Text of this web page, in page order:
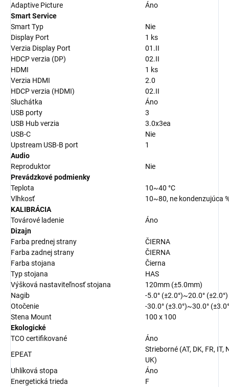
Adaptive Picture
Áno
Smart Service
Smart Typ
Nie
Display Port
1 ks
Verzia Display Port
01.II
HDCP verzia (DP)
02.II
HDMI
1 ks
Verzia HDMI
2.0
HDCP verzia (HDMI)
02.II
Sluchátka
Áno
USB porty
3
USB Hub verzia
3.0x3ea
USB-C
Nie
Upstream USB-B port
1
Audio
Reproduktor
Nie
Prevádzkové podmienky
Teplota
10~40 °C
Vlhkosť
10~80, ne kondenzujúca
KALIBRÁCIA
Továrové ladenie
Áno
Dizajn
Farba prednej strany
ČIERNA
Farba zadnej strany
ČIERNA
Farba stojana
Čierna
Typ stojana
HAS
Výšková nastaviteľnosť stojana
120mm (±5.0mm)
Nagib
-5.0° (±2.0°)~20.0° (±2.0°)
Otočenie
-30.0° (±3.0°)~30.0°
Stena Mount
100 x 100
Ekologické
TCO certifikované
Áno
EPEAT
Strieborné (AT, DK, FR, IT,
UK)
Uhlíková stopa
Áno
Energetická trieda
F